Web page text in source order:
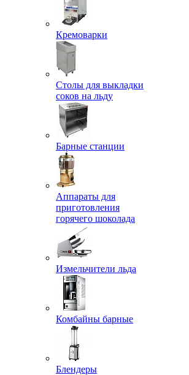
Кремоварки
Столы для выкладки
соков на льду
Барные станции
Аппараты для
приготовления
горячего шоколада
Измельчители льда
Комбайны барные
Блендеры